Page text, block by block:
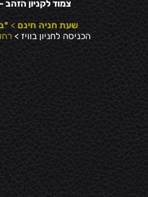
צמוד לקניון הזהב
שעת חניה חינם >
הכניסה לחניון בוויז >